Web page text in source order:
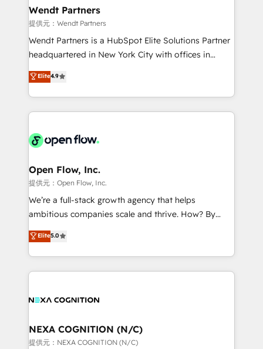
Implementation Certified Partner and we contribute
to their advisory council. We strive to do 'good work
with good people' and have worked with incredible
brands. You can see some of them on our website,
Wendt Partners
提供元：Wendt Partners
Wendt Partners is a HubSpot Elite Solutions Partner
headquartered in New York City with offices in
Toronto, London and Melbourne. As a global
HubSpot partner, we specialize in working with
sophisticated B2B companies to implement the
HubSpot CRM platform across client organizations.
industrial/manufacturing, professional services,
distribution, commercial real estate, technology,
finserv/fintech, IT managed services, transportation
& logistics, energy/solar, staffing and recruiting,
media, healthcare and government contractors. Our
Technical Solutions, Enablement Solutions, Digital
Solutions and Growth Solutions. As a fully
Elite4.9
Open Flow, Inc.
提供元：Open Flow, Inc.
We’re a full-stack growth agency that helps
ambitious companies scale and thrive. How? By
upgrading and streamlining every single revenue-
generating aspect of your business. We’re proud
HubSpot Elite Solutions Partners and devout CRM
nerds who can harness HubSpot’s custom digital
experience. Working hand-in-hand with your team,
traffic, generates better leads and crushes your
revenue goals. We've worked with thousands of
Elite5.0
NEXA COGNITION (N/C)
提供元：NEXA COGNITION (N/C)